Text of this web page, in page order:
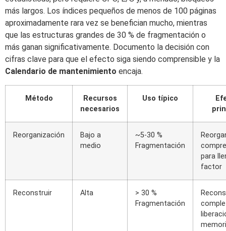
más largos. Los índices pequeños de menos de 100 páginas
aproximadamente rara vez se benefician mucho, mientras
que las estructuras grandes de 30 % de fragmentación o
más ganan significativamente. Documento la decisión con
cifras clave para que el efecto siga siendo comprensible y la
Calendario de mantenimiento encaja.
Método
Recursos
necesarios
Uso típico
Reorganización
Bajo a
medio
~5-30 %
Fragmentación
para
factor
Reconstruir Alta
> 30 %
Fragmentación